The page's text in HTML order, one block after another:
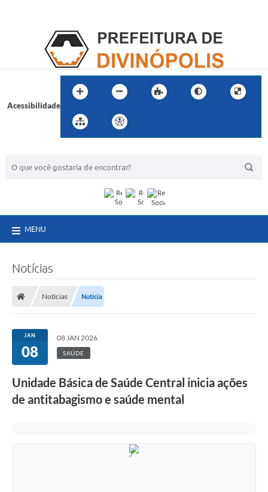
Acessibilidade
MENU
Notícias
Notícias Notícia
JAN
08
08 JAN 2026
SAÚDE
Unidade Básica de Saúde Central inicia ações
de antitabagismo e saúde mental